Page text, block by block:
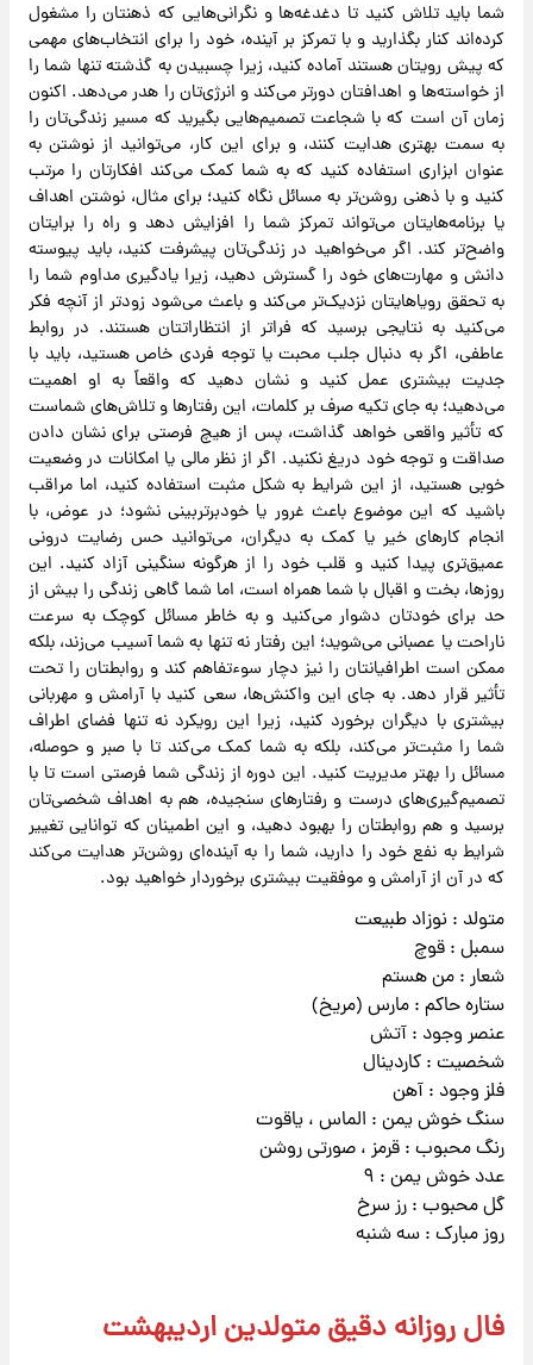
شما باید تلاش کنید تا دغدغه‌ها و نگرانی‌هایی که ذهنتان را مشغول
کرده‌اند کنار بگذارید و با تمرکز بر آینده، خود را برای انتخاب‌های مهمی
که پیش رویتان هستند آماده کنید، زیرا چسبیدن به گذشته تنها شما را
از خواسته‌ها و اهدافتان دورتر می‌کند و انرژی‌تان را هدر می‌دهد. اکنون
زمان آن است که با شجاعت تصمیم‌هایی بگیرید که مسیر زندگی‌تان را
به سمت بهتری هدایت کنند، و برای این کار، می‌توانید از نوشتن به
عنوان ابزاری استفاده کنید که به شما کمک می‌کند افکارتان را مرتب
کنید و با ذهنی روشن‌تر به مسائل نگاه کنید؛ برای مثال، نوشتن اهداف
یا برنامه‌هایتان می‌تواند تمرکز شما را افزایش دهد و راه را برایتان
واضح‌تر کند. اگر می‌خواهید در زندگی‌تان پیشرفت کنید، باید پیوسته
دانش و مهارت‌های خود را گسترش دهید، زیرا یادگیری مداوم شما را
به تحقق رویاهایتان نزدیک‌تر می‌کند و باعث می‌شود زودتر از آنچه فکر
می‌کنید به نتایجی برسید که فراتر از انتظاراتتان هستند. در روابط
عاطفی، اگر به دنبال جلب محبت یا توجه فردی خاص هستید، باید با
جدیت بیشتری عمل کنید و نشان دهید که واقعاً به او اهمیت
می‌دهید؛ به جای تکیه صرف بر کلمات، این رفتارها و تلاش‌های شماست
که تأثیر واقعی خواهد گذاشت، پس از هیچ فرصتی برای نشان دادن
صداقت و توجه خود دریغ نکنید. اگر از نظر مالی یا امکانات در وضعیت
خوبی هستید، از این شرایط به شکل مثبت استفاده کنید، اما مراقب
باشید که این موضوع باعث غرور یا خودبرتربینی نشود؛ در عوض، با
انجام کارهای خیر یا کمک به دیگران، می‌توانید حس رضایت درونی
عمیق‌تری پیدا کنید و قلب خود را از هرگونه سنگینی آزاد کنید. این
روزها، بخت و اقبال با شما همراه است، اما شما گاهی زندگی را بیش از
حد برای خودتان دشوار می‌کنید و به خاطر مسائل کوچک به سرعت
ناراحت یا عصبانی می‌شوید؛ این رفتار نه تنها به شما آسیب می‌زند، بلکه
ممکن است اطرافیانتان را نیز دچار سوءتفاهم کند و روابطتان را تحت
تأثیر قرار دهد. به جای این واکنش‌ها، سعی کنید با آرامش و مهربانی
بیشتری با دیگران برخورد کنید، زیرا این رویکرد نه تنها فضای اطراف
شما را مثبت‌تر می‌کند، بلکه به شما کمک می‌کند تا با صبر و حوصله،
مسائل را بهتر مدیریت کنید. این دوره از زندگی شما فرصتی است تا با
تصمیم‌گیری‌های درست و رفتارهای سنجیده، هم به اهداف شخصی‌تان
برسید و هم روابطتان را بهبود دهید، و این اطمینان که توانایی تغییر
شرایط به نفع خود را دارید، شما را به آینده‌ای روشن‌تر هدایت می‌کند
که در آن از آرامش و موفقیت بیشتری برخوردار خواهید بود.
متولد : نوزاد طبیعت
سمبل : قوچ
شعار : من هستم
ستاره حاکم : مارس (مریخ)
عنصر وجود : آتش
شخصیت : کاردینال
فلز وجود : آهن
سنگ خوش یمن : الماس ، یاقوت
رنگ محبوب : قرمز ، صورتی روشن
عدد خوش یمن : ۹
گل محبوب : رز سرخ
روز مبارک : سه شنبه
فال روزانه دقیق متولدین اردیبهشت